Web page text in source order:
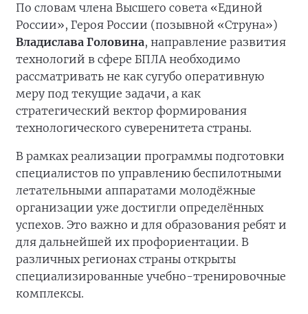
По словам члена Высшего совета «Единой
России», Героя России (позывной «Струна»)
Владислава Головина, направление развития
технологий в сфере БПЛА необходимо
рассматривать не как сугубо оперативную
меру под текущие задачи, а как
стратегический вектор формирования
технологического суверенитета страны.
В рамках реализации программы подготовки
специалистов по управлению беспилотными
летательными аппаратами молодёжные
организации уже достигли определённых
успехов. Это важно и для образования ребят и
для дальнейшей их профориентации. В
различных регионах страны открыты
специализированные учебно-тренировочные
комплексы.